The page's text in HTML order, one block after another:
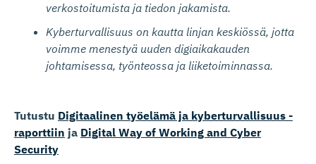
verkostoitumista ja tiedon jakamista.
Kyberturvallisuus on kautta linjan keskiössä, jotta
voimme menestyä uuden digiaikakauden
johtamisessa, työnteossa ja liiketoiminnassa.
Tutustu Digitaalinen työelämä ja kyberturvallisuus -
raporttiin ja Digital Way of Working and Cyber
Security